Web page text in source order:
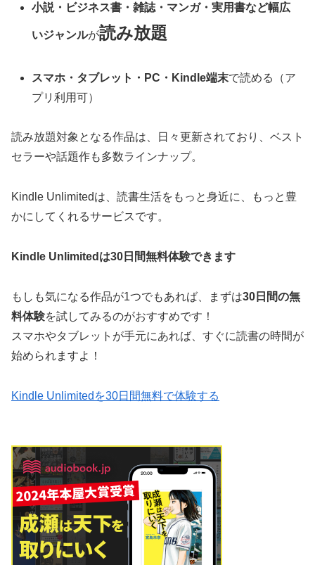
小説・ビジネス書・雑誌・マンガ・実用書など幅広
いジャンルが読み放題
スマホ・タブレット・PC・Kindle端末で読める（ア
プリ利用可）
読み放題対象となる作品は、日々更新されており、ベスト
セラーや話題作も多数ラインナップ。
Kindle Unlimitedは、読書生活をもっと身近に、もっと豊
かにしてくれるサービスです。
Kindle Unlimitedは30日間無料体験できます
もしも気になる作品が1つでもあれば、まずは30日間の無
料体験を試してみるのがおすすめです！
スマホやタブレットが手元にあれば、すぐに読書の時間が
始められますよ！
Kindle Unlimitedを30日間無料で体験する